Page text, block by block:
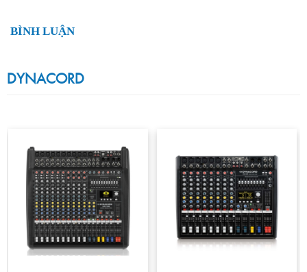
BÌNH LUẬN
DYNACORD